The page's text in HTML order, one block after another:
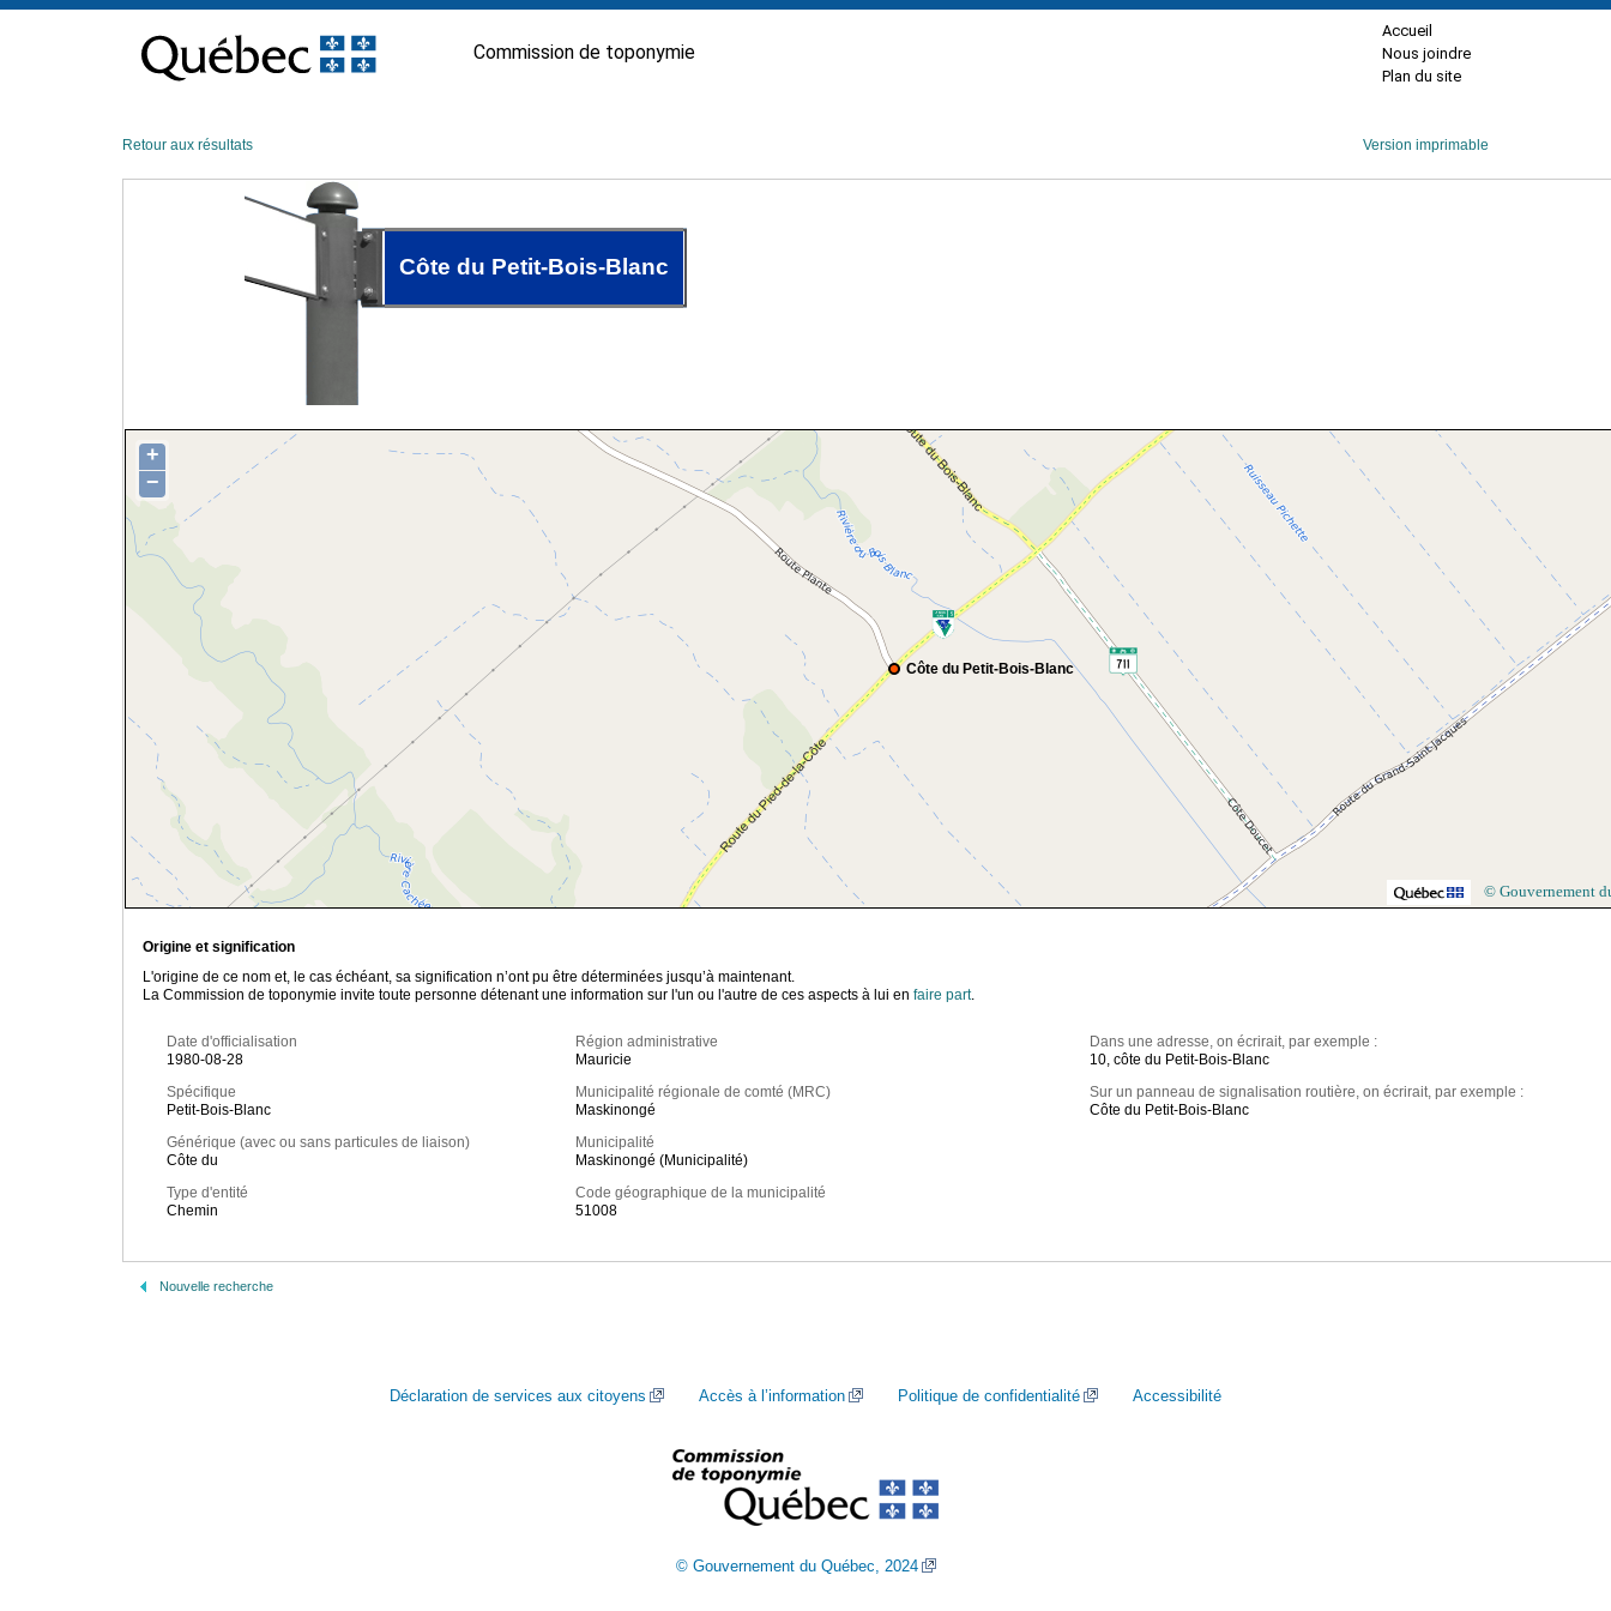
contenu
Commission de toponymie
Accueil
Nous joindre
Plan du site
Retour aux résultats Version imprimable
Côte du Petit-Bois-Blanc
Côte du Petit-Bois-Blanc
+
−
© Gouvernement
Origine et signification
L'origine de ce nom et, le cas échéant, sa signification n’ont pu être déterminées jusqu’à maintenant.
La Commission de toponymie invite toute personne détenant une information sur l'un ou l'autre de ces aspects à lui en faire part.
Date d'officialisation
1980-08-28
Spécifique
Petit-Bois-Blanc
Générique (avec ou sans particules de liaison)
Côte du
Type d'entité
Chemin
Région administrative
Mauricie
Municipalité régionale de comté (MRC)
Maskinongé
Municipalité
Maskinongé (Municipalité)
Code géographique de la municipalité
51008
Dans une adresse, on écrirait, par exemple :
10, côte du Petit-Bois-Blanc
Sur un panneau de signalisation routière, on écrirait, par exemple :
Côte du Petit-Bois-Blanc
Nouvelle recherche
Déclaration de services aux citoyens Accès à l’information Politique de confidentialité Accessibilité
© Gouvernement du Québec, 2024